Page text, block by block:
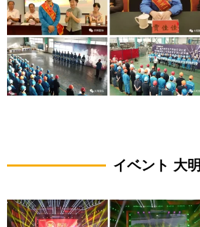
イベント 大明